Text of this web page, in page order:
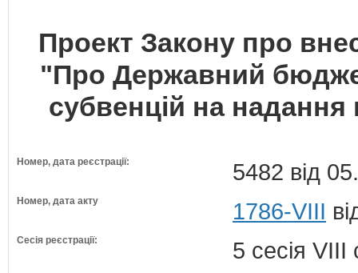
Проект Закону про
"Про Державний
субвенцій на надання
Номер, дата реєстрації: 5482 від
Номер, дата акту 1786-VIII
Сесія реєстрації: 5 сесія VIII